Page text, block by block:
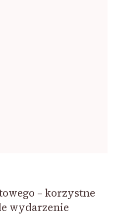
– korzystne
wydarzenie